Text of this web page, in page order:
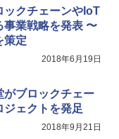
ックチェーンやIoT
業戦略を発表 〜
策定
2018年6月19日
がブロックチェー
ジェクトを発足
2018年9月21日